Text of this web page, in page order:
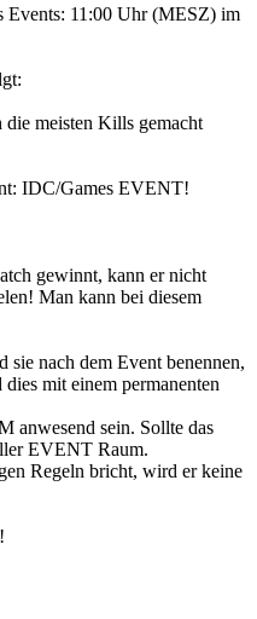
Events: 11:00 Uhr (MESZ) im
meisten Kills gemacht
IDC/Games EVENT!
gewinnt, kann er nicht
Man kann bei diesem
sie nach dem Event benennen,
mit einem permanenten
anwesend sein. Sollte das
EVENT Raum.
Regeln bricht, wird er keine